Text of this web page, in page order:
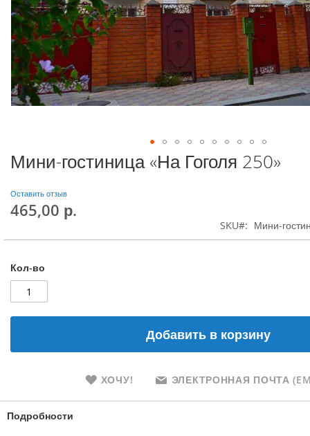
Мини-гостиница «На Гоголя 250»
Оставить отзыв
465,00 р.
SKU Мини-
Кол-во
Добавить в корзину
ХОЧУ! ЭЛЕКТРОННАЯ ПОЧТА
Подробности